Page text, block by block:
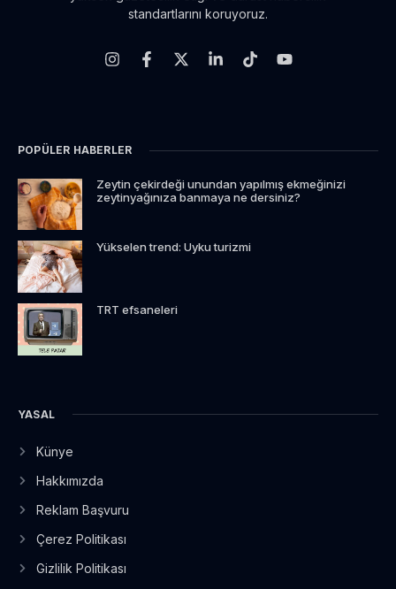
standartlarını koruyoruz.
POPÜLER HABERLER
Zeytin çekirdeği unundan yapılmış ekmeğinizi
zeytinyağınıza banmaya ne dersiniz?
Yükselen trend: Uyku turizmi
TRT efsaneleri
YASAL
Künye
Hakkımızda
Reklam Başvuru
Çerez Politikası
Gizlilik Politikası